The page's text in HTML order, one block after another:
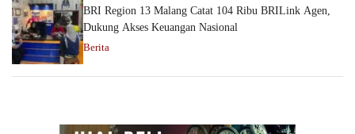
BRI Region 13 Malang Catat 104 Ribu BRILink Agen,
Dukung Akses Keuangan Nasional
Berita